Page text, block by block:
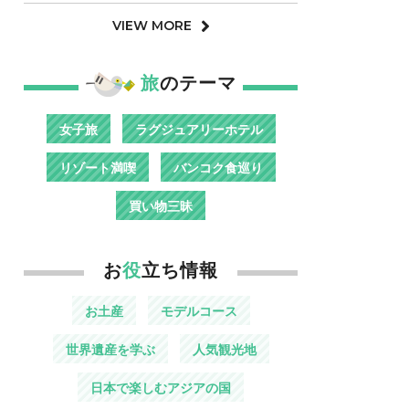
VIEW MORE
旅のテーマ
女子旅 ラグジュアリーホテル
リゾート満喫 バンコク食巡り
買い物三昧
お役立ち情報
お土産 モデルコース
世界遺産を学ぶ 人気観光地
日本で楽しむアジアの国